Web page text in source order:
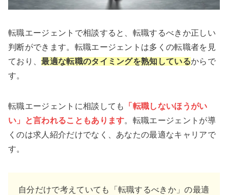
転職エージェントで相談すると、転職するべきか正しい
判断ができます。転職エージェントは多くの転職者を見
ており、最適な転職のタイミングを熟知しているからで
す。
転職エージェントに相談しても
「転職しないほうがい
い」と言われることもあります。転職エージェントが導
くのは求人紹介だけでなく、あなたの最適なキャリアで
す。
自分だけで考えていても「転職するべきか」の最適